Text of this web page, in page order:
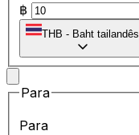
฿
THB - Baht tailandês
Para
Para